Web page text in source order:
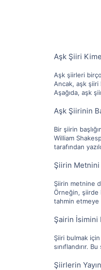
Aşk Şiiri
Aşk şiirleri
Ancak, aşk şiiri
Aşağıda, aşk
Aşk Şiirinin
Bir şiirin
William
tarafından
Şiirin
Şiirin metnine
Örneğin, şiirde
tahmin etmeye
Şairin İsimini
Şiiri bulmak
sınıflandırır.
Şiirlerin